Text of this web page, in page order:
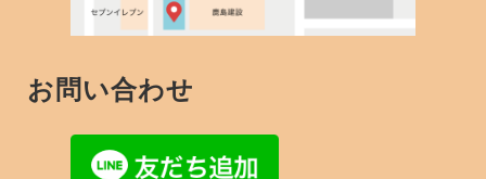
お問い合わせ